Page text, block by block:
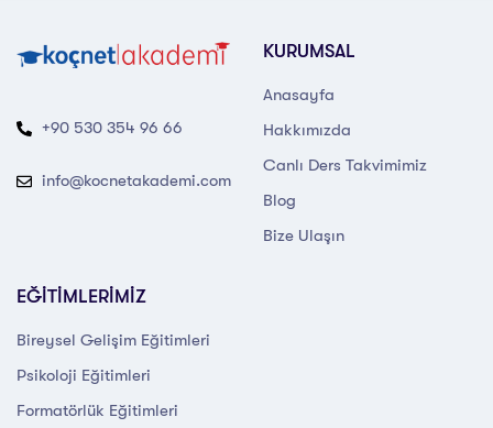
+90 530 354 96 66
info@kocnetakademi.com
KURUMSAL
Anasayfa
Hakkımızda
Canlı Ders Takvimimiz
Blog
Bize Ulaşın
EĞİTİMLERİMİZ
Bireysel Gelişim Eğitimleri
Psikoloji Eğitimleri
Formatörlük Eğitimleri